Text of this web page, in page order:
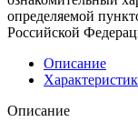
определяемой
Российской
Описание
Описание